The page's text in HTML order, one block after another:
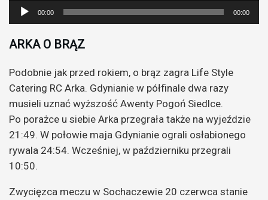
Odtwarzacz
plików
dźwiękowych
00:00 00:00
ARKA O BRĄZ
Podobnie jak przed rokiem, o brąz zagra Life Style
Catering RC Arka. Gdynianie w półfinale dwa razy
musieli uznać wyższość Awenty Pogoń Siedlce.
Po porażce u siebie Arka przegrała także na wyjeździe
21:49. W połowie maja Gdynianie ograli osłabionego
rywala 24:54. Wcześniej, w październiku przegrali
10:50.
Zwycięzca meczu w Sochaczewie 20 czerwca stanie